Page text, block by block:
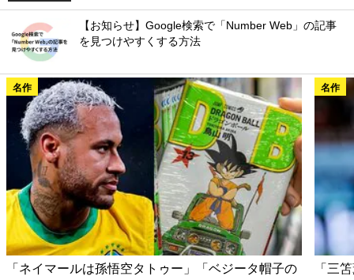
【お知らせ】Google検索で「Number Web」の記事
を見つけやすくする方法
名作
「ネイマールは孫悟空タトゥー」「ベジータ帽子の
名作
「三